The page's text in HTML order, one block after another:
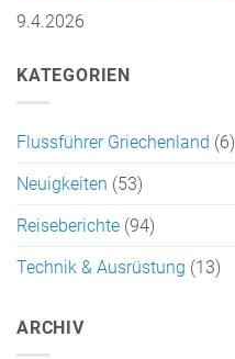
9.4.2026
KATEGORIEN
Flussführer Griechenland (6)
Neuigkeiten (53)
Reiseberichte (94)
Technik & Ausrüstung (13)
ARCHIV